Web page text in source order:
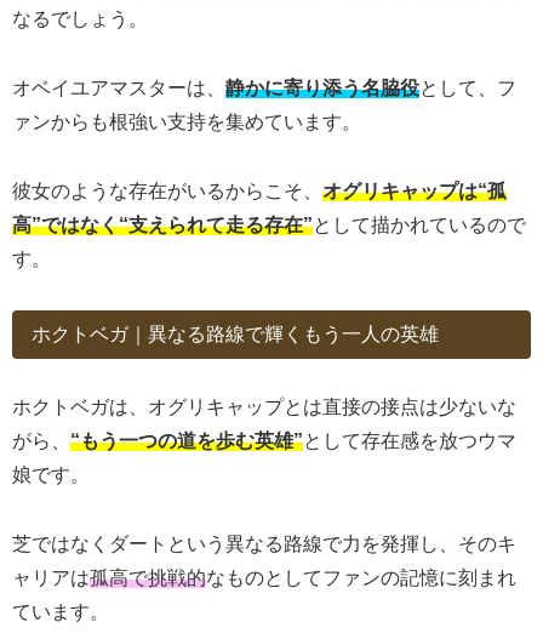
なるでしょう。
オベイユアマスターは、 静かに寄り添う名脇役として、フ
ァンからも根強い支持を集めています。
彼女のような存在がいるからこそ、 オグリキャップは“孤
高”ではなく“支えられて走る存在”として描かれているので
す。
ホクトベガ｜異なる路線で輝くもう一人の英雄
ホクトベガは、オグリキャップとは直接の接点は少ないな
がら、 “もう一つの道を歩む英雄”として存在感を放つウマ
娘です。
芝ではなくダートという異なる路線で力を発揮し、そのキ
ャリアは孤高で挑戦的なものとしてファンの記憶に刻まれ
ています。